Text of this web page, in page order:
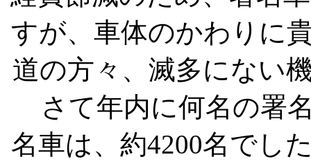
すが、車体のかわりに
道の方々、滅多にない
さて年内に何名の署
名車は、約4200名でし